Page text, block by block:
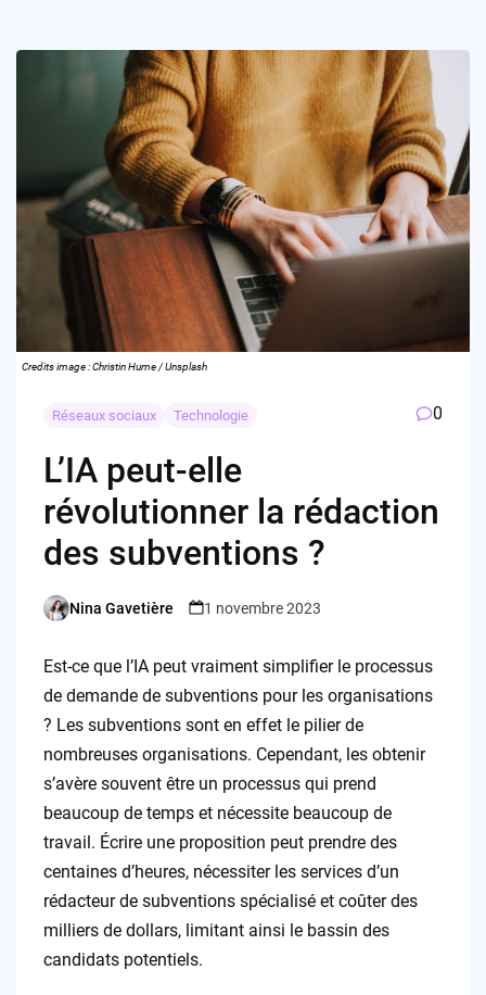
Credits image : Christin Hume / Unsplash
Réseaux sociaux Technologie 0
L’IA peut-elle
révolutionner la rédaction
des subventions ?
Posted
Nina Gavetière 1 novembre 2023
Est-ce que l’IA peut vraiment simplifier le processus
de demande de subventions pour les organisations
? Les subventions sont en effet le pilier de
nombreuses organisations. Cependant, les obtenir
s’avère souvent être un processus qui prend
beaucoup de temps et nécessite beaucoup de
travail. Écrire une proposition peut prendre des
centaines d’heures, nécessiter les services d’un
rédacteur de subventions spécialisé et coûter des
milliers de dollars, limitant ainsi le bassin des
candidats potentiels.